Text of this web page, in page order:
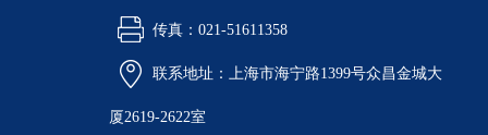
传真：021-51611358
联系地址：上海市海宁路1399号众昌金城大
厦2619-2622室